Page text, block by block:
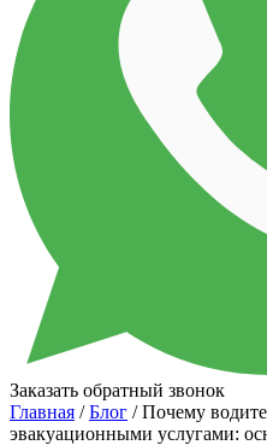
Заказать обратный звонок
Главная /Блог / Почему
эвакуационными услугами: